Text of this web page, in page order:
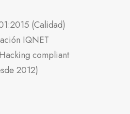
(Calidad)
IQNET
compliant
2012)